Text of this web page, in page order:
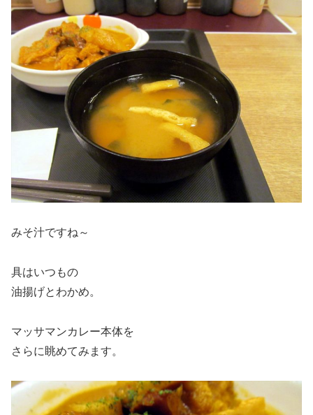
みそ汁ですね～
具はいつもの
油揚げとわかめ。
マッサマンカレー本体を
さらに眺めてみます。